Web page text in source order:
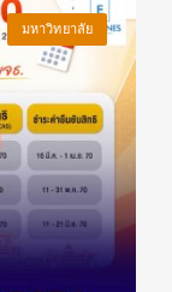
มหาวิทยาลัย